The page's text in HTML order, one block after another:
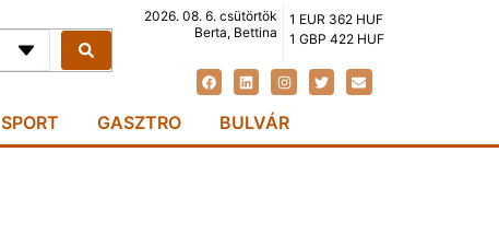
2026. 08. 6. csütörtök
Berta, Bettina
1 EUR 362 HUF
1 GBP 422 HUF
SPORT GASZTRO BULVÁR